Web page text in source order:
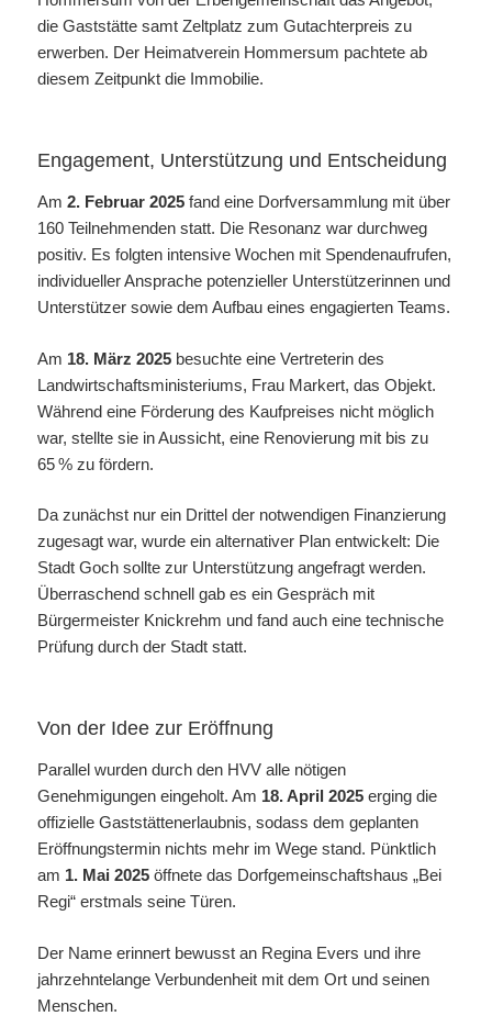
die Gaststätte samt Zeltplatz zum Gutachterpreis zu
erwerben. Der Heimatverein Hommersum pachtete ab
diesem Zeitpunkt die Immobilie.
Engagement, Unterstützung und Entscheidung
Am2. Februar 2025 fand eine Dorfversammlung mit über
160 Teilnehmenden statt. Die Resonanz war durchweg
positiv. Es folgten intensive Wochen mit Spendenaufrufen,
individueller Ansprache potenzieller Unterstützerinnen und
Unterstützer sowie dem Aufbau eines engagierten Teams.
Am 18. März 2025 besuchte eine Vertreterin des
Landwirtschaftsministeriums, Frau Markert, das Objekt.
Während eine Förderung des Kaufpreises nicht möglich
war, stellte sie in Aussicht, eine Renovierung mit bis zu
65 % zu fördern.
Da zunächst nur ein Drittel der notwendigen Finanzierung
zugesagt war, wurde ein alternativer Plan entwickelt: Die
Stadt Goch sollte zur Unterstützung angefragt werden.
Überraschend schnell gab es ein Gespräch mit
Bürgermeister Knickrehm und fand auch eine technische
Prüfung durch der Stadt statt.
Von der Idee zur Eröffnung
Parallel wurden durch den HVV alle nötigen
Genehmigungen eingeholt. Am 18. April 2025 erging die
offizielle Gaststättenerlaubnis, sodass dem geplanten
Eröffnungstermin nichts mehr im Wege stand. Pünktlich
am 1. Mai 2025 öffnete das Dorfgemeinschaftshaus „Bei
Regi“ erstmals seine Türen.
Der Name erinnert bewusst an Regina Evers und ihre
jahrzehntelange Verbundenheit mit dem Ort und seinen
Menschen.